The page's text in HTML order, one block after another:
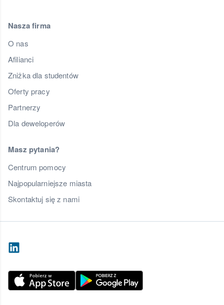
Nasza firma
O nas
Afilianci
Zniżka dla studentów
Oferty pracy
Partnerzy
Dla deweloperów
Masz pytania?
Centrum pomocy
Najpopularniejsze miasta
Skontaktuj się z nami